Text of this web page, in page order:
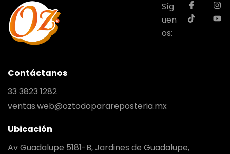
Síg
uen
os:
Contáctanos
33 3823 1282
ventas.web@oztodoparareposteria.mx
Ubicación
Av Guadalupe 5181-B, Jardines de Guadalupe,